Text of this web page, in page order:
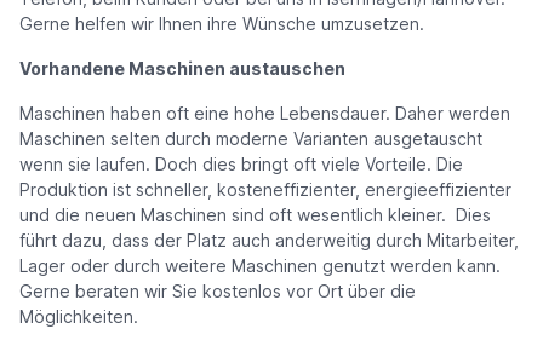
Gerne helfen wir Ihnen ihre Wünsche umzusetzen.
Vorhandene Maschinen austauschen
Maschinen haben oft eine hohe Lebensdauer. Daher werden
Maschinen selten durch moderne Varianten ausgetauscht
wenn sie laufen. Doch dies bringt oft viele Vorteile. Die
Produktion ist schneller, kosteneffizienter, energieeffizienter
und die neuen Maschinen sind oft wesentlich kleiner. Dies
führt dazu, dass der Platz auch anderweitig durch Mitarbeiter,
Lager oder durch weitere Maschinen genutzt werden kann.
Gerne beraten wir Sie kostenlos vor Ort über die
Möglichkeiten.